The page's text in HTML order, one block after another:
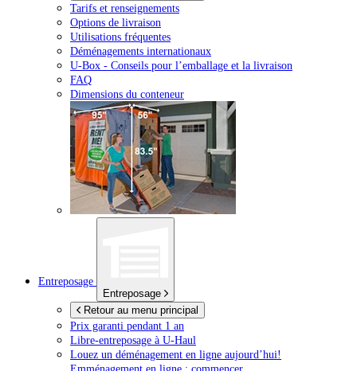
Tarifs et renseignements
Options de livraison
Utilisations fréquentes
Déménagements internationaux
U-Box - Conseils pour l’emballage et la livraison
FAQ
Dimensions du conteneur
Entreposage
Entreposage
Retour au menu principal
Prix garanti pendant 1 an
Libre-entreposage à U-Haul
Louez un déménagement en ligne aujourd’hui!
Emménagement en ligne : commencer